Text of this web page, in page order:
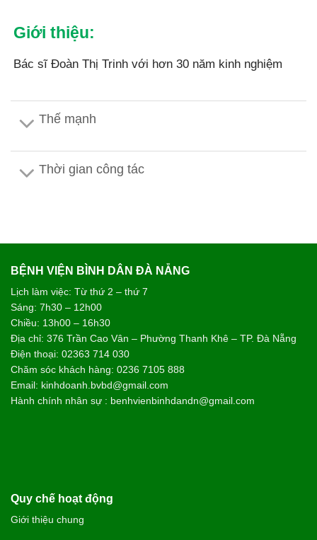
Giới thiệu:
Bác sĩ Đoàn Thị Trinh với hơn 30 năm kinh nghiệm
điều trị bệnh lý về tuyến giáp
Thế mạnh
Thời gian công tác
BỆNH VIỆN BÌNH DÂN ĐÀ NẴNG
Lịch làm việc: Từ thứ 2 – thứ 7
Sáng: 7h30 – 12h00
Chiều: 13h00 – 16h30
Địa chỉ: 376 Trần Cao Vân – Phường Thanh Khê – TP. Đà Nẵng
Điện thoại: 02363 714 030
Chăm sóc khách hàng: 0236 7105 888
Email: kinhdoanh.bvbd@gmail.com
Hành chính nhân sự : benhvienbinhdandn@gmail.com
Quy chế hoạt động
Giới thiệu chung